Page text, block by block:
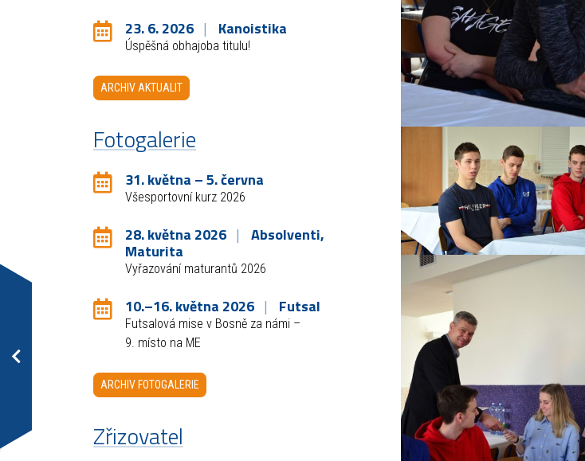
23. 6. 2026 Kanoistika
Úspěšná obhajoba titulu!
ARCHIV AKTUALIT
Fotogalerie
31. května – 5. června
Všesportovní kurz 2026
28. května 2026 Absolventi,
Maturita
Vyřazování maturantů 2026
10.–16. května 2026 Futsal
Futsalová mise v Bosně za námi –
9. místo na ME
ARCHIV FOTOGALERIE
Zřizovatel